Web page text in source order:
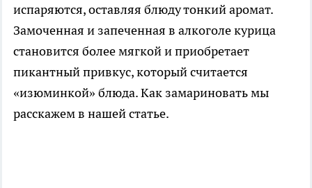
испаряются, оставляя блюду тонкий аромат.
Замоченная и запеченная в алкоголе курица
становится более мягкой и приобретает
пикантный привкус, который считается
«изюминкой» блюда. Как замариновать мы
расскажем в нашей статье.